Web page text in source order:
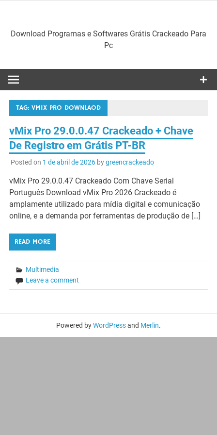
content
Download Programas e Softwares Grátis Crackeado Para
Pc
TAG:VMIX PRO DOWNLAOD
vMix Pro 29.0.0.47 Crackeado + Chave
De Registro em Grátis PT-BR
Posted on 1 de abril de 2026bygreencrackeado
vMix Pro 29.0.0.47 Crackeado Com Chave Serial
Português Download vMix Pro 2026 Crackeado é
amplamente utilizado para mídia digital e comunicação
online, e a demanda por ferramentas de produção de […]
READ MORE
Multimedia
Leave a comment
Powered byWordPressand Merlin.